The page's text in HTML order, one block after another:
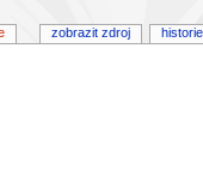
zobrazit zdroj historie